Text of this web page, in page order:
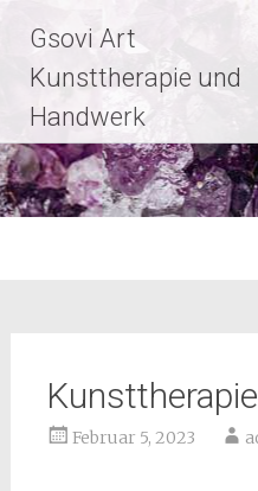
Gsovi Art
Kunsttherapie und
Handwerk
Kunsttherapie
Februar 5, 2023